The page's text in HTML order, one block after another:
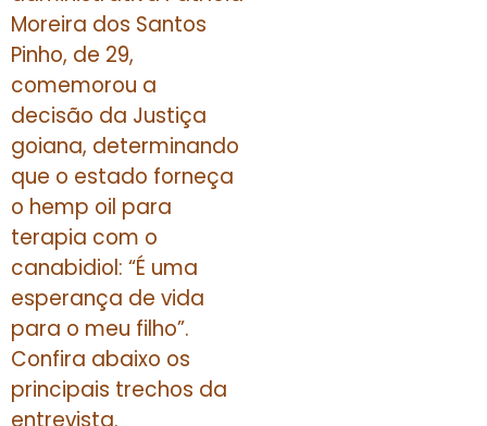
Moreira dos Santos
Pinho, de 29,
comemorou a
decisão da Justiça
goiana, determinando
que o estado forneça
o hemp oil para
terapia com o
canabidiol: “É uma
esperança de vida
para o meu filho”.
Confira abaixo os
principais trechos da